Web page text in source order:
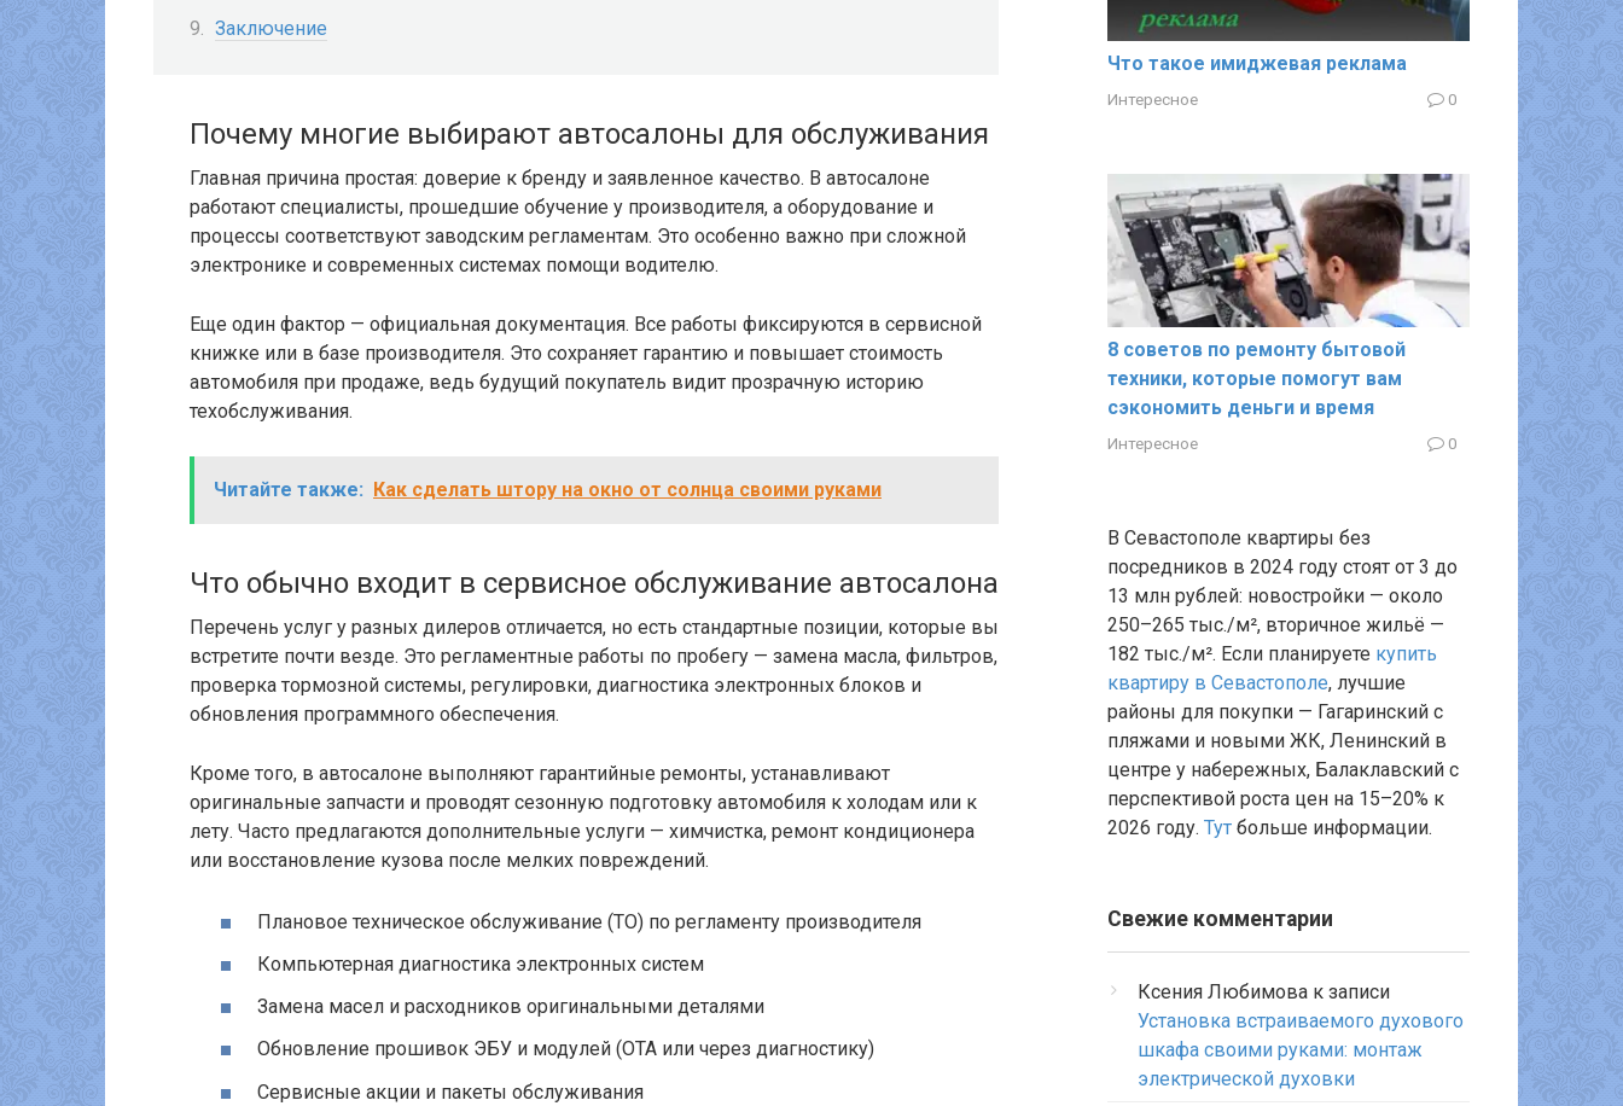
Заключение
Почему многие выбирают автосалоны для обслуживания
Главная причина простая: доверие к бренду и заявленное качество. В автосалоне
работают специалисты, прошедшие обучение у производителя, а оборудование и
процессы соответствуют заводским регламентам. Это особенно важно при сложной
электронике и современных системах помощи водителю.
Еще один фактор — официальная документация. Все работы фиксируются в сервисной
книжке или в базе производителя. Это сохраняет гарантию и повышает стоимость
автомобиля при продаже, ведь будущий покупатель видит прозрачную историю
техобслуживания.
Читайте также: Как сделать штору на окно от солнца своими руками
Что обычно входит в сервисное обслуживание автосалона
Перечень услуг у разных дилеров отличается, но есть стандартные позиции, которые вы
встретите почти везде. Это регламентные работы по пробегу — замена масла, фильтров,
проверка тормозной системы, регулировки, диагностика электронных блоков и
обновления программного обеспечения.
Кроме того, в автосалоне выполняют гарантийные ремонты, устанавливают
оригинальные запчасти и проводят сезонную подготовку автомобиля к холодам или к
лету. Часто предлагаются дополнительные услуги — химчистка, ремонт кондиционера
или восстановление кузова после мелких повреждений.
Плановое техническое обслуживание (ТО) по регламенту производителя
Компьютерная диагностика электронных систем
Замена масел и расходников оригинальными деталями
Обновление прошивок ЭБУ и модулей (OTA или через диагностику)
Сервисные акции и пакеты обслуживания
Что такое имиджевая реклама
Интересное 0
8 советов по ремонту бытовой
техники, которые помогут вам
сэкономить деньги и время
Интересное 0
В Севастополе квартиры без
посредников в 2024 году стоят от 3 до
13 млн рублей: новостройки — около
250–265 тыс./м², вторичное жильё —
182 тыс./м². Если планируете купить
квартиру в Севастополе, лучшие
районы для покупки — Гагаринский с
пляжами и новыми ЖК, Ленинский в
центре у набережных, Балаклавский с
перспективой роста цен на 15–20% к
2026 году. Тут больше информации.
Свежие комментарии
Ксения Любимова к записи
Установка встраиваемого духового
шкафа своими руками: монтаж
электрической духовки